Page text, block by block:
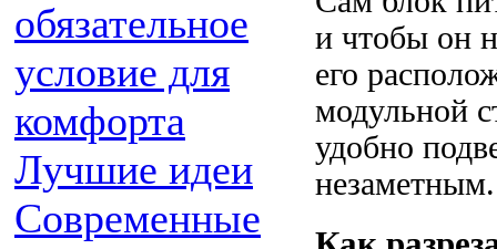
обязательное
условие для
комфорта
Лучшие идеи
Современные
и чтобы он
его
модульной
удобно
незаметным.